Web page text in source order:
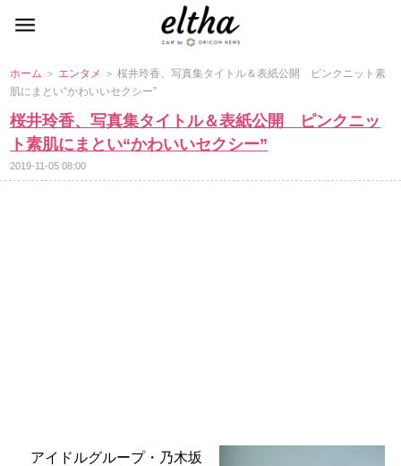
ホーム ＞ エンタメ ＞ 桜井玲香、写真集タイトル＆表紙公開 ピンクニット素
肌にまとい“かわいいセクシー”
桜井玲香、写真集タイトル＆表紙公開 ピンクニッ
ト素肌にまとい“かわいいセクシー”
2019-11-05 08:00
アイドルグループ・乃木坂